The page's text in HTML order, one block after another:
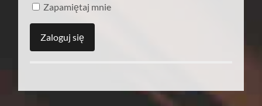
Zapamiętaj mnie